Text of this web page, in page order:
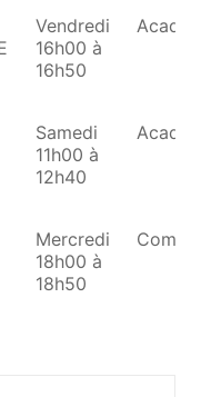
Vendredi
16h00 à
16h50
Samedi
11h00 à
12h40
Mercredi
18h00 à
18h50